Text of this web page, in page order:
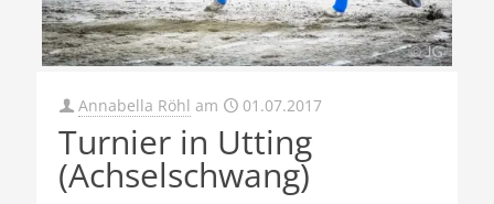
Annabella Röhl am 01.07.2017
Turnier in Utting
(Achselschwang)